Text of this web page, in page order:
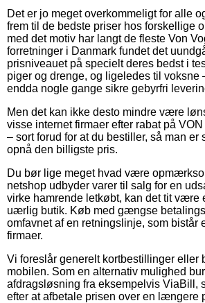
Det er jo meget overkommeligt for alle
frem til de bedste priser hos forskellige
med det motiv har langt de fleste Von
forretninger i Danmark fundet det
prisniveauet på specielt deres bedst i
piger og drenge, og ligeledes til voksne
endda nogle gange sikre gebyrfri
Men det kan ikke desto mindre være
visse internet firmaer efter rabat på
– sort forud for at du bestiller, så man er
opnå den billigste pris.
Du bør lige meget hvad være
netshop udbyder varer til salg for en
virke hamrende letkøbt, kan det tit være
uærlig butik. Køb med gængse
omfavnet af en retningslinje, som bistår
firmaer.
Vi foreslår generelt kortbestillinger eller
mobilen. Som en alternativ mulighed
afdragsløsning fra eksempelvis ViaBill,
efter at afbetale prisen over en længere